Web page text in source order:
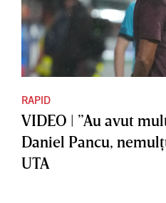
RAPID
VIDEO | ”Au avut
Daniel Pancu,
UTA